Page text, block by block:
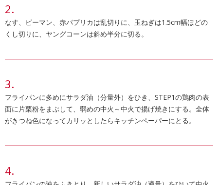
なす、ピーマン、赤パプリカは乱切りに、玉ねぎは1.5cm幅ほどの
くし切りに、ヤングコーンは斜め半分に切る。
フライパンに多めにサラダ油（分量外）をひき、STEP1の鶏肉の表
面に片栗粉をまぶして、弱めの中火～中火で揚げ焼きにする。全体
がきつね色になってカリッとしたらキッチンペーパーにとる。